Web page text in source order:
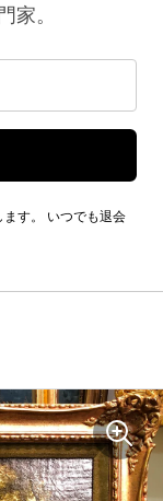
家。
す。 いつでも退会